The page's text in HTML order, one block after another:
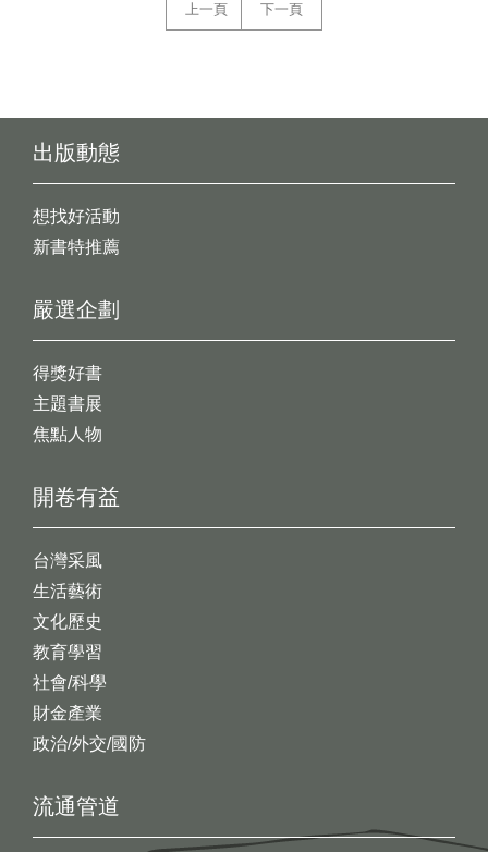
上一頁 下一頁
出版動態
想找好活動
新書特推薦
開卷有益
台灣采風
生活藝術
文化歷史
教育學習
社會/科學
財金產業
政治/外交/國防
嚴選企劃
得獎好書
主題書展
焦點人物
流通管道